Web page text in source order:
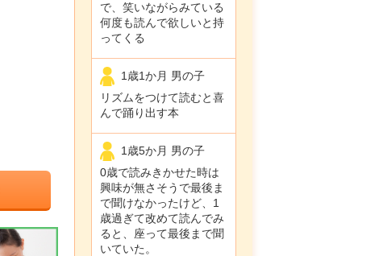
で、笑いながらみている
何度も読んで欲しいと持
ってくる
1歳1か月 男の子
リズムをつけて読むと喜
んで踊り出す本
1歳5か月 男の子
0歳で読みきかせた時は
興味が無さそうで最後ま
で聞けなかったけど、1
歳過ぎて改めて読んでみ
ると、座って最後まで聞
いていた。